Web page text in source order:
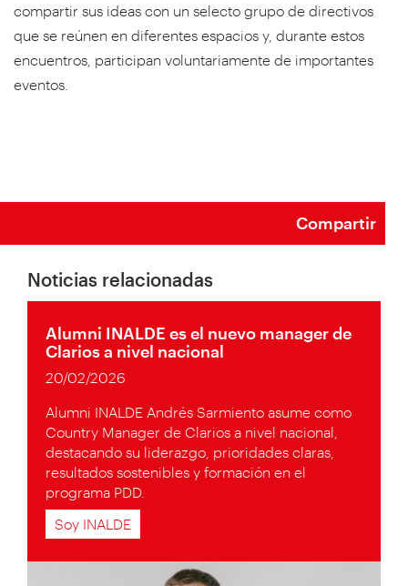
compartir sus ideas con un selecto grupo de directivos
que se reúnen en diferentes espacios y, durante estos
encuentros, participan voluntariamente de importantes
eventos.
Compartir
Noticias relacionadas
Alumni INALDE es el nuevo manager de
Clarios a nivel nacional
20/02/2026
Alumni INALDE Andrés Sarmiento asume como
Country Manager de Clarios a nivel nacional,
destacando su liderazgo, prioridades claras,
resultados sostenibles y formación en el
programa PDD.
Soy INALDE